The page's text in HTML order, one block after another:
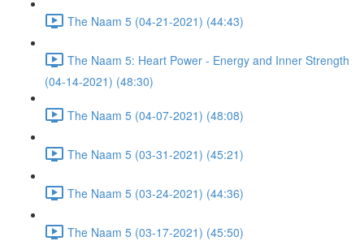
The Naam 5 (04-21-2021) (44:43)
The Naam 5: Heart Power - Energy and Inner Strength
(04-14-2021) (48:30)
The Naam 5 (04-07-2021) (48:08)
The Naam 5 (03-31-2021) (45:21)
The Naam 5 (03-24-2021) (44:36)
The Naam 5 (03-17-2021) (45:50)